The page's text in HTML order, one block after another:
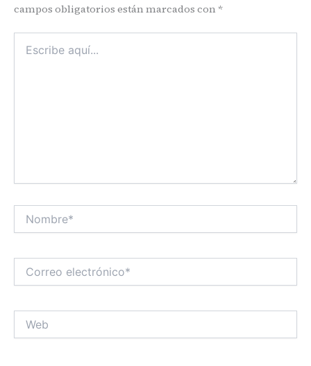
campos obligatorios están marcados con *
aquí...
Nombre*
Correo
electrónico*